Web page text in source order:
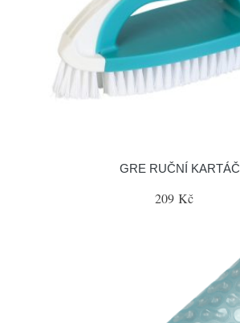
GRE RUČNÍ KARTÁČ
209 Kč